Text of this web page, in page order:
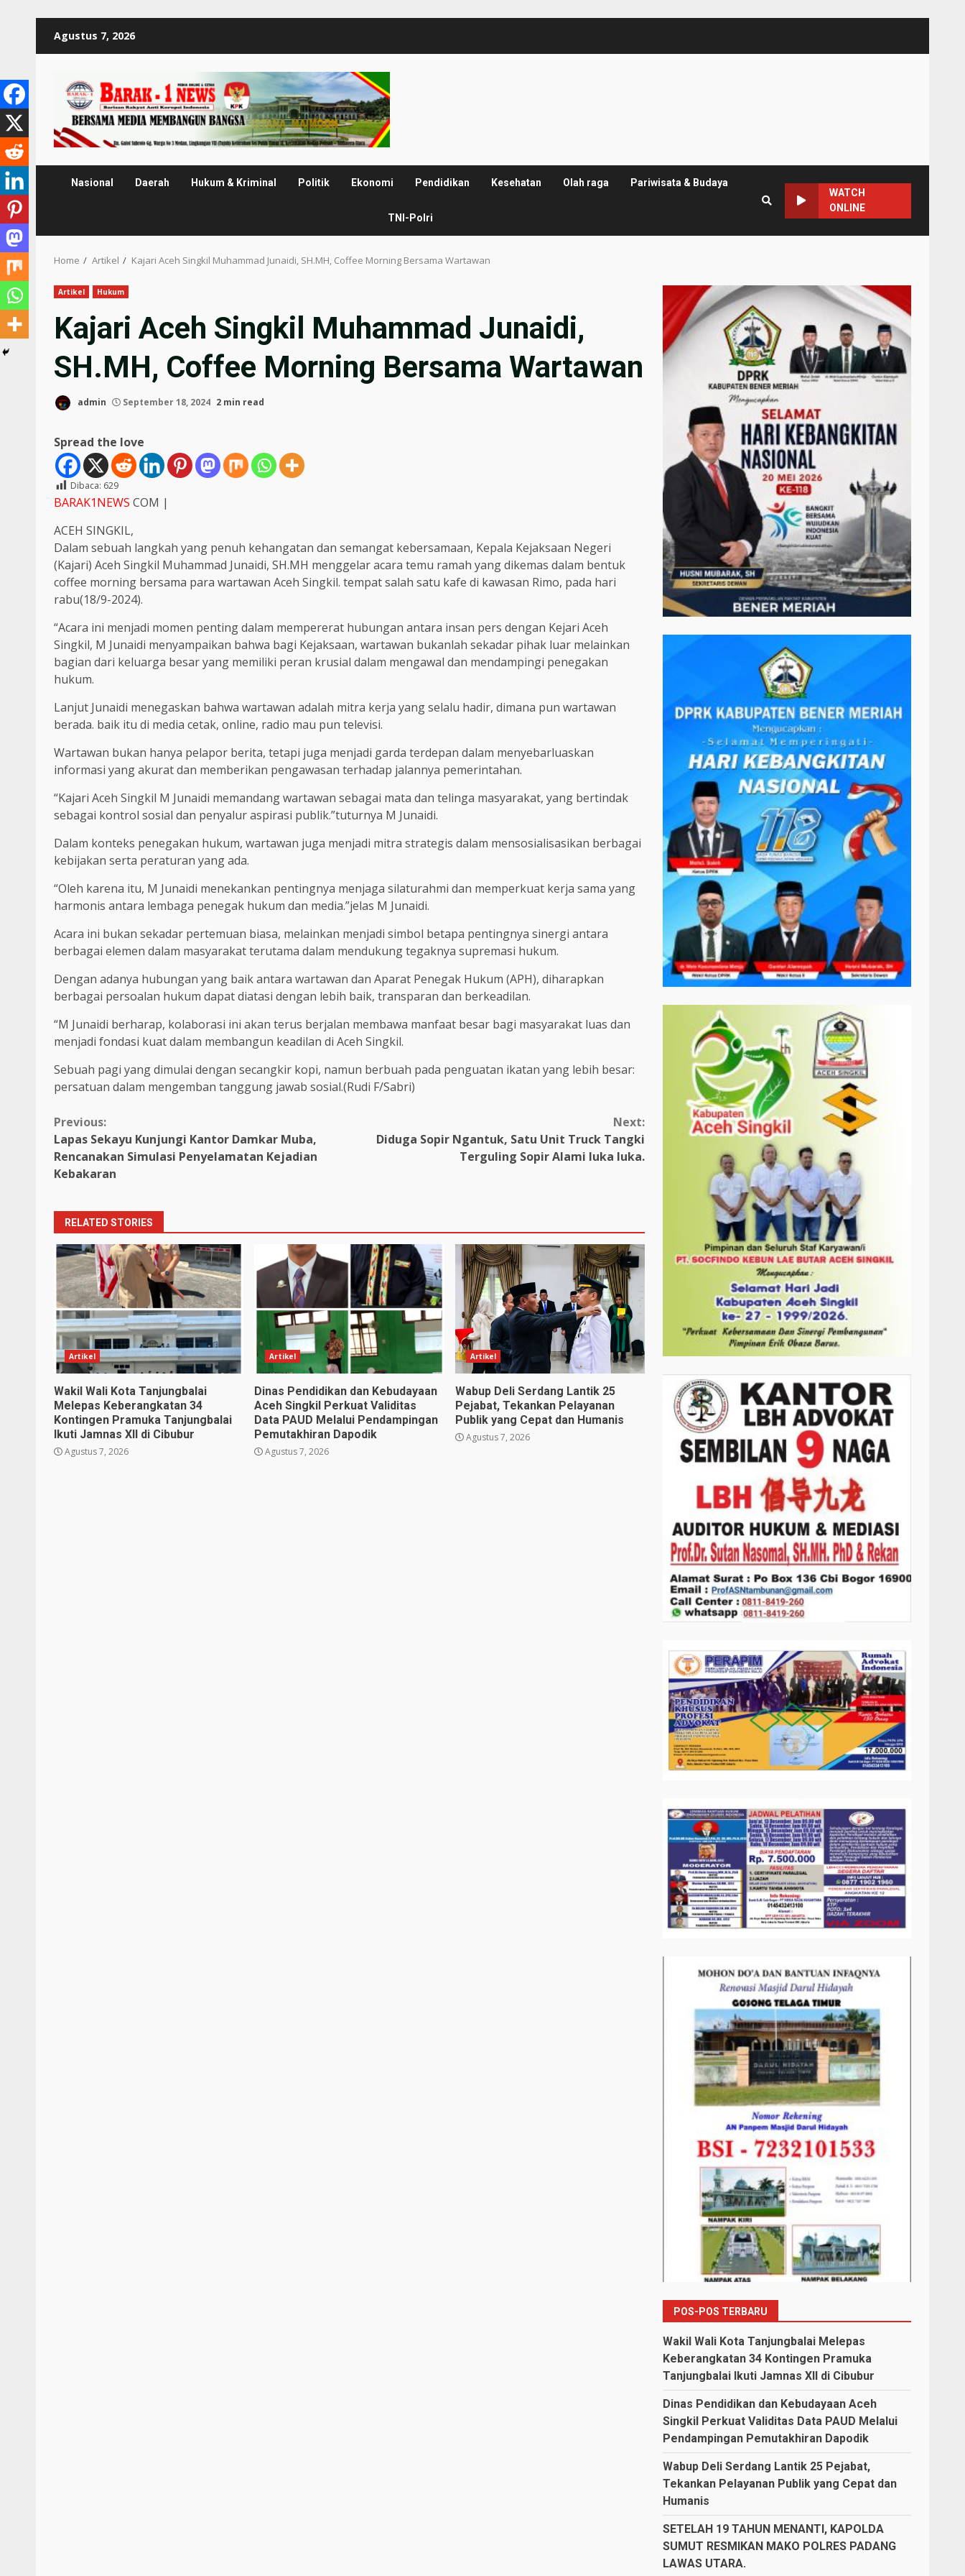
Agustus 7, 2026
Nasional Daerah Hukum & Kriminal Politik Ekonomi Pendidikan Kesehatan Olah raga Pariwisata & Budaya
TNI-Polri
WATCH
ONLINE
Home Artikel Kajari Aceh Singkil Muhammad Junaidi, SH.MH, Coffee Morning Bersama Wartawan
Artikel Hukum
Kajari Aceh Singkil Muhammad Junaidi,
SH.MH, Coffee Morning Bersama Wartawan
admin September 18, 2024 2 min read
Spread the love
Dibaca: 629
BARAK1NEWS COM |
ACEH SINGKIL,
Dalam sebuah langkah yang penuh kehangatan dan semangat kebersamaan, Kepala Kejaksaan Negeri
(Kajari) Aceh Singkil Muhammad Junaidi, SH.MH menggelar acara temu ramah yang dikemas dalam bentuk
coffee morning bersama para wartawan Aceh Singkil. tempat salah satu kafe di kawasan Rimo, pada hari
rabu(18/9-2024).
“Acara ini menjadi momen penting dalam mempererat hubungan antara insan pers dengan Kejari Aceh
Singkil, M Junaidi menyampaikan bahwa bagi Kejaksaan, wartawan bukanlah sekadar pihak luar melainkan
bagian dari keluarga besar yang memiliki peran krusial dalam mengawal dan mendampingi penegakan
hukum.
Lanjut Junaidi menegaskan bahwa wartawan adalah mitra kerja yang selalu hadir, dimana pun wartawan
berada. baik itu di media cetak, online, radio mau pun televisi.
Wartawan bukan hanya pelapor berita, tetapi juga menjadi garda terdepan dalam menyebarluaskan
informasi yang akurat dan memberikan pengawasan terhadap jalannya pemerintahan.
“Kajari Aceh Singkil M Junaidi memandang wartawan sebagai mata dan telinga masyarakat, yang bertindak
sebagai kontrol sosial dan penyalur aspirasi publik.”tuturnya M Junaidi.
Dalam konteks penegakan hukum, wartawan juga menjadi mitra strategis dalam mensosialisasikan berbagai
kebijakan serta peraturan yang ada.
“Oleh karena itu, M Junaidi menekankan pentingnya menjaga silaturahmi dan memperkuat kerja sama yang
harmonis antara lembaga penegak hukum dan media.”jelas M Junaidi.
Acara ini bukan sekadar pertemuan biasa, melainkan menjadi simbol betapa pentingnya sinergi antara
berbagai elemen dalam masyarakat terutama dalam mendukung tegaknya supremasi hukum.
Dengan adanya hubungan yang baik antara wartawan dan Aparat Penegak Hukum (APH), diharapkan
berbagai persoalan hukum dapat diatasi dengan lebih baik, transparan dan berkeadilan.
“M Junaidi berharap, kolaborasi ini akan terus berjalan membawa manfaat besar bagi masyarakat luas dan
menjadi fondasi kuat dalam membangun keadilan di Aceh Singkil.
Sebuah pagi yang dimulai dengan secangkir kopi, namun berbuah pada penguatan ikatan yang lebih besar:
persatuan dalam mengemban tanggung jawab sosial.(Rudi F/Sabri)
Continue
Reading
Previous:
Lapas Sekayu Kunjungi Kantor Damkar Muba,
Rencanakan Simulasi Penyelamatan Kejadian
Kebakaran
Next:
Diduga Sopir Ngantuk, Satu Unit Truck Tangki
Terguling Sopir Alami luka luka.
RELATED STORIES
Artikel
Wakil Wali Kota Tanjungbalai
Melepas Keberangkatan 34
Kontingen Pramuka Tanjungbalai
Ikuti Jamnas XII di Cibubur
Agustus 7, 2026
Artikel
Dinas Pendidikan dan Kebudayaan
Aceh Singkil Perkuat Validitas
Data PAUD Melalui Pendampingan
Pemutakhiran Dapodik
Agustus 7, 2026
Artikel
Wabup Deli Serdang Lantik 25
Pejabat, Tekankan Pelayanan
Publik yang Cepat dan Humanis
Agustus 7, 2026
POS-POS TERBARU
Wakil Wali Kota Tanjungbalai Melepas
Keberangkatan 34 Kontingen Pramuka
Tanjungbalai Ikuti Jamnas XII di Cibubur
Dinas Pendidikan dan Kebudayaan Aceh
Singkil Perkuat Validitas Data PAUD Melalui
Pendampingan Pemutakhiran Dapodik
Wabup Deli Serdang Lantik 25 Pejabat,
Tekankan Pelayanan Publik yang Cepat dan
Humanis
SETELAH 19 TAHUN MENANTI, KAPOLDA
SUMUT RESMIKAN MAKO POLRES PADANG
LAWAS UTARA.